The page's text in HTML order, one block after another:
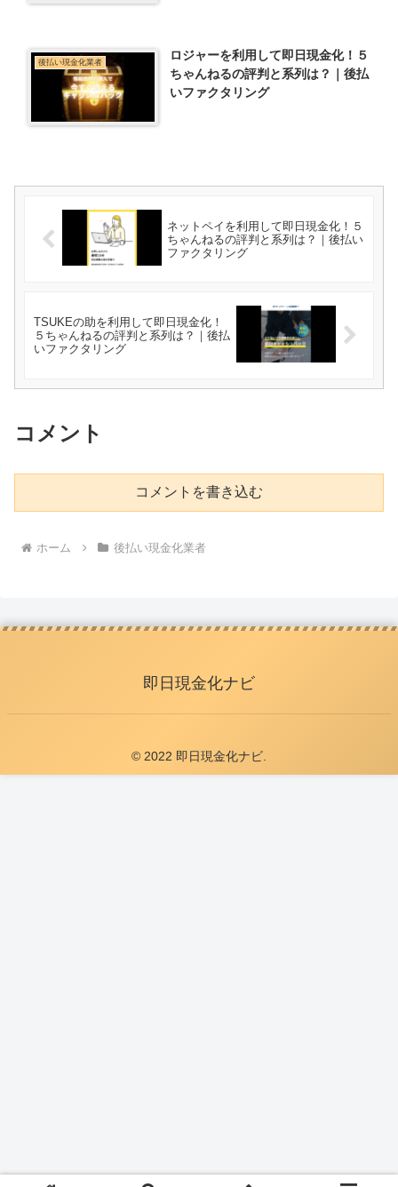
後払い現金化業者
ロジャーを利用して即日現金化！５
ちゃんねるの評判と系列は？｜後払
いファクタリング
ネットペイを利用して即日現金化！５
ちゃんねるの評判と系列は？｜後払い
ファクタリング
TSUKEの助を利用して即日現金化！
５ちゃんねるの評判と系列は？｜後払
いファクタリング
コメント
コメントを書き込む
ホーム 後払い現金化業者
即日現金化ナビ
© 2022 即日現金化ナビ.